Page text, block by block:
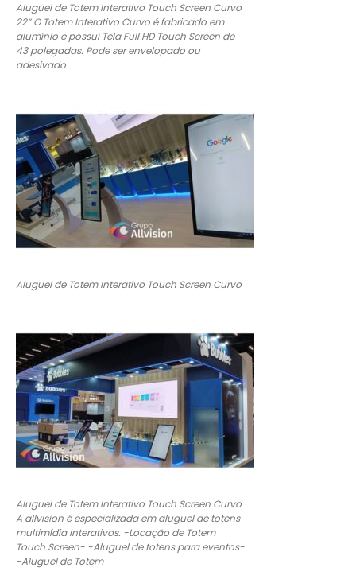
Aluguel de Totem Interativo Touch Screen Curvo
22” O Totem Interativo Curvo é fabricado em
alumínio e possui Tela Full HD Touch Screen de
43 polegadas. Pode ser envelopado ou
adesivado
Aluguel de Totem Interativo Touch Screen Curvo
Aluguel de Totem Interativo Touch Screen Curvo
A allvision é especializada em aluguel de totens
multimídia interativos. -Locação de Totem
Touch Screen- -Aluguel de totens para eventos-
-Aluguel de Totem